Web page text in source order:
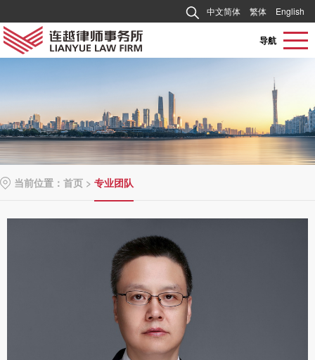
中文简体 繁体 English
导航
当前位置： 首页 > 专业团队